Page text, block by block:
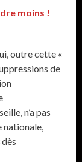
moins !
outre cette «
de
n’a pas
nationale,